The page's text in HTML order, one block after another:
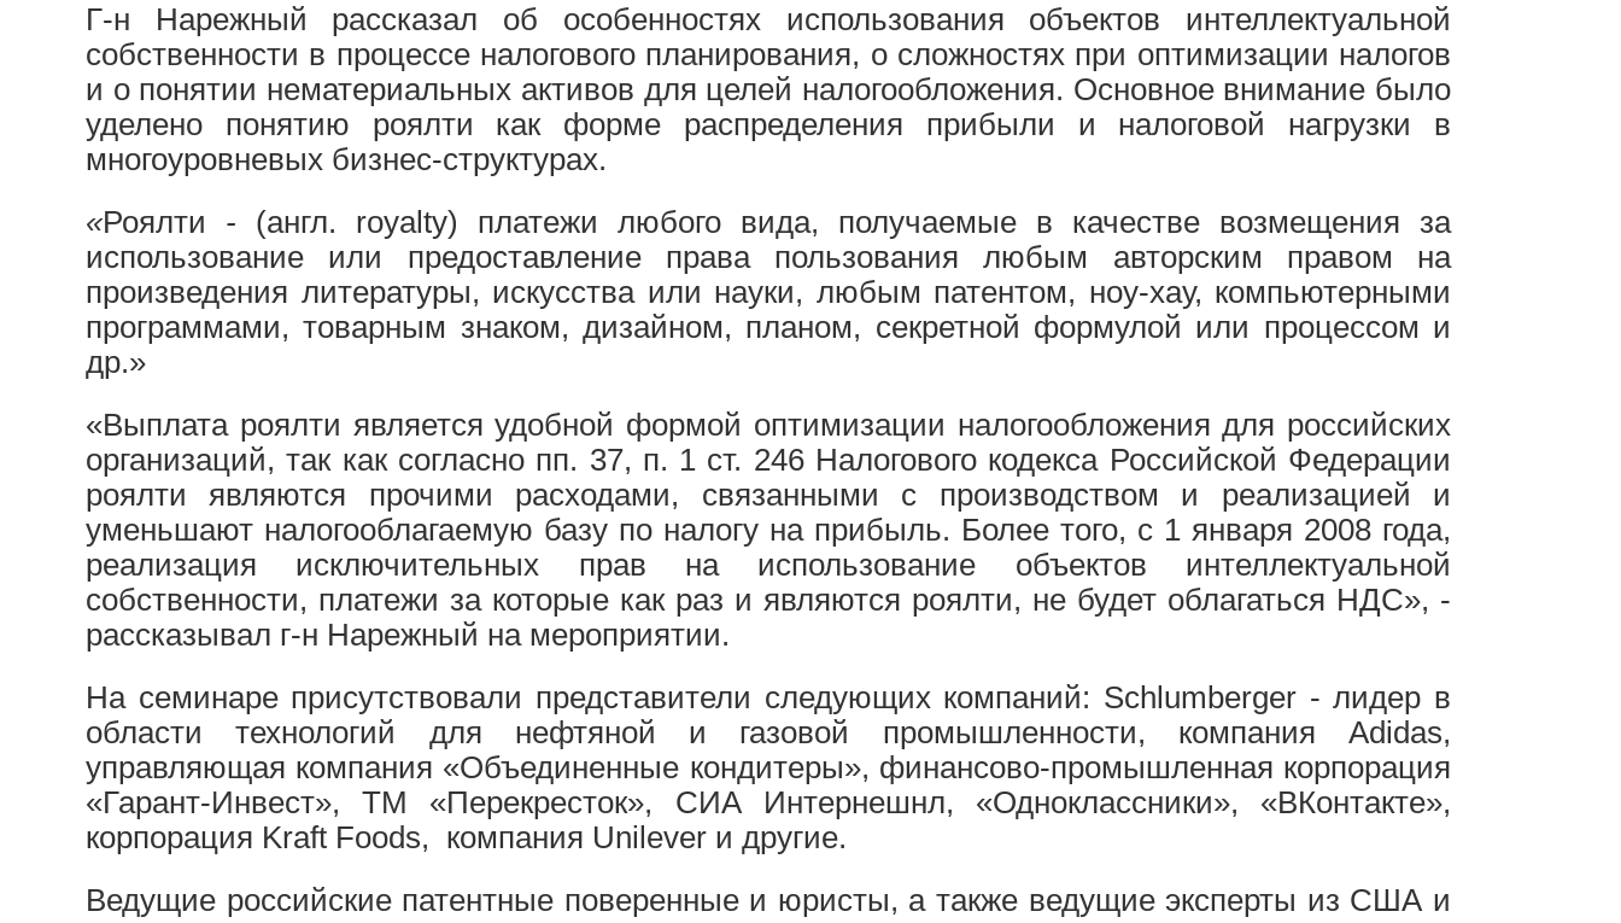
Г-н Нарежный рассказал об особенностях использования объектов интеллектуальной
собственности в процессе налогового планирования, о сложностях при оптимизации налогов
и о понятии нематериальных активов для целей налогообложения. Основное внимание было
уделено понятию роялти как форме распределения прибыли и налоговой нагрузки в
многоуровневых бизнес-структурах.
«Роялти - (англ. royalty) платежи любого вида, получаемые в качестве возмещения за
использование или предоставление права пользования любым авторским правом на
произведения литературы, искусства или науки, любым патентом, ноу-хау, компьютерными
программами, товарным знаком, дизайном, планом, секретной формулой или процессом и
др.»
«Выплата роялти является удобной формой оптимизации налогообложения для российских
организаций, так как согласно пп. 37, п. 1 ст. 246 Налогового кодекса Российской Федерации
роялти являются прочими расходами, связанными с производством и реализацией и
уменьшают налогооблагаемую базу по налогу на прибыль. Более того, с 1 января 2008 года,
реализация исключительных прав на использование объектов интеллектуальной
собственности, платежи за которые как раз и являются роялти, не будет облагаться НДС», -
рассказывал г-н Нарежный на мероприятии.
На семинаре присутствовали представители следующих компаний: Schlumberger - лидер в
области технологий для нефтяной и газовой промышленности, компания Adidas,
управляющая компания «Объединенные кондитеры», финансово-промышленная корпорация
«Гарант-Инвест», ТМ «Перекресток», СИА Интернешнл, «Одноклассники», «ВКонтакте»,
корпорация Kraft Foods, компания Unilever и другие.
Ведущие российские патентные поверенные и юристы, а также ведущие эксперты из США и